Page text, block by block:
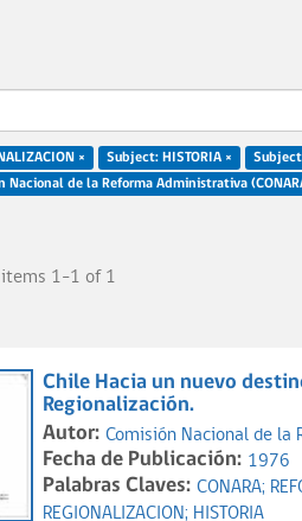
× Subject: HISTORIA ×
Author: Comisión Nacional de la Reforma Administrativa
items 1-1 of 1
Chile Hacia un nuevo
Regionalización.
Autor: Comisión Nacional de la
Fecha de Publicación: 1976
Palabras Claves: CONARA;
REGIONALIZACION; HISTORIA